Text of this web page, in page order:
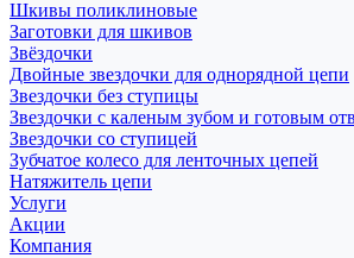
Шкивы поликлиновые
Заготовки для шкивов
Звёздочки
Двойные звездочки для однорядной цепи
Звездочки без ступицы
Звездочки с каленым зубом и готовым
Звездочки со ступицей
Зубчатое колесо для ленточных цепей
Натяжитель цепи
Услуги
Акции
Компания